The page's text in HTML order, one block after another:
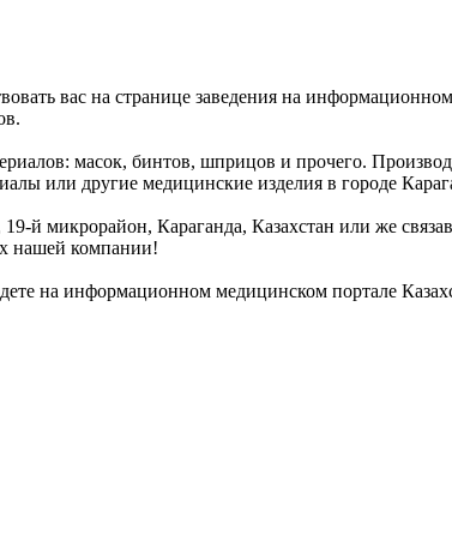
вас на странице заведения на
масок, бинтов, шприцов и прочего.
или другие медицинские изделия в городе
й микрорайон, Караганда, Казахстан или же
нашей компании!
на информационном медицинском портале